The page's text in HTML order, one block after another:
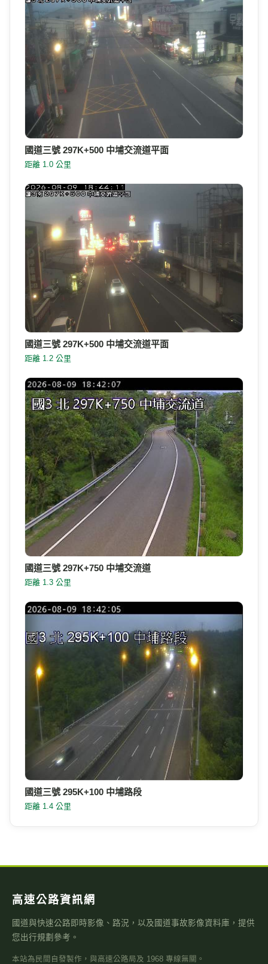
國道三號 297K+500 中埔交流道平面
距離 1.0 公里
國道三號 297K+500 中埔交流道平面
距離 1.2 公里
國道三號 297K+750 中埔交流道
距離 1.3 公里
國道三號 295K+100 中埔路段
距離 1.4 公里
高速公路資訊網
國道與快速公路即時影像、路況，以及國道事故影像資料庫，提供
您出行規劃參考。
本站為民間自發製作，與高速公路局及 1968 專線無關。